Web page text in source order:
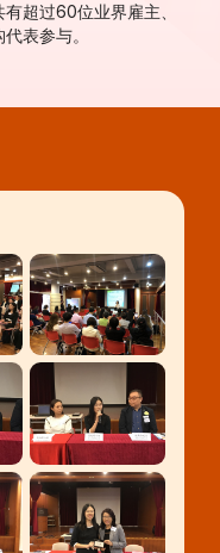
超过60位业界雇主、
表参与。